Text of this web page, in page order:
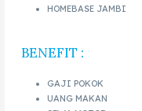
HOMEBASE JAMBI
BENEFIT :
GAJI POKOK
UANG MAKAN